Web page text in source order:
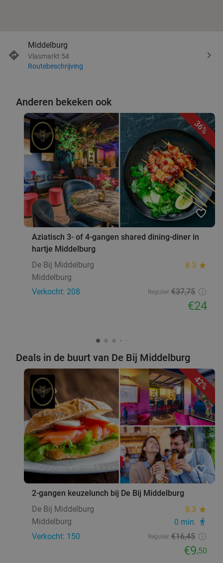
Middelburg
Vlasmarkt 54
Routebeschrijving
Anderen bekeken ook
36%
favorite_border
Aziatisch 3- of 4-gangen shared dining-diner in
hartje Middelburg
De Bij Middelburg
8.3 star
Middelburg
Verkocht: 208
Regulier €37,75
€24
Deals in de buurt van De Bij Middelburg
42%
favorite_border
2-gangen keuzelunch bij De Bij Middelburg
De Bij Middelburg
8.3 star
Middelburg 0 min. directions_walk
Verkocht: 150 Regulier €16,45
€9,50